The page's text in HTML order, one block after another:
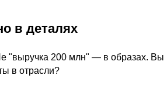
в деталях
"выручка 200 млн" — в образах. Вы
в отрасли?